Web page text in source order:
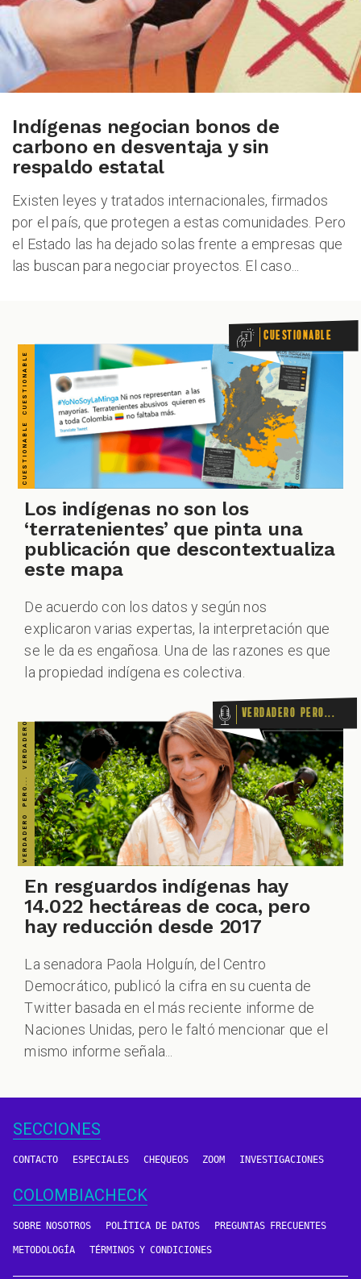
Indígenas negocian bonos de
carbono en desventaja y sin
respaldo estatal
Existen leyes y tratados internacionales, firmados
por el país, que protegen a estas comunidades. Pero
el Estado las ha dejado solas frente a empresas que
las buscan para negociar proyectos. El caso...
CUESTIONABLE CUESTIONABLE CUESTIONABLE CUESTIONABLE CUESTIONABLE CUESTIONABLE CUESTIONABLE Cuestionable
Los indígenas no son los
‘terratenientes’ que pinta una
publicación que descontextualiza
este mapa
De acuerdo con los datos y según nos
explicaron varias expertas, la interpretación que
se le da es engañosa. Una de las razones es que
la propiedad indígena es colectiva.
VERDADERO PERO... VERDADERO PERO... VERDADERO PERO... VERDADERO PERO... VERDADERO PERO... VERDADERO PERO... VERDADERO PERO... Verdadero pero...
En resguardos indígenas hay
14.022 hectáreas de coca, pero
hay reducción desde 2017
La senadora Paola Holguín, del Centro
Democrático, publicó la cifra en su cuenta de
Twitter basada en el más reciente informe de
Naciones Unidas, pero le faltó mencionar que el
mismo informe señala...
SECCIONES
CONTACTO ESPECIALES CHEQUEOS ZOOM INVESTIGACIONES
COLOMBIACHECK
SOBRE NOSOTROS POLÍTICA DE DATOS PREGUNTAS FRECUENTES
METODOLOGÍA TÉRMINOS Y CONDICIONES